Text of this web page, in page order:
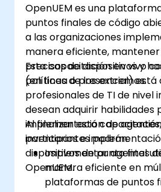
OpenUEM es una
puntos finales de código
a las organizaciones
manera eficiente,
precisos de dispositivos y
políticas de los extremos.
Esta capacitación en vivo
(en línea o presencial) está
profesionales de TI de nivel
desean adquirir habilidades
implementación de
inventarios e
dispositivos de punto final
OpenUEM.
Al finalizar esta
participantes podrán:
Implementar agentes
manera eficiente en
plataformas de puntos